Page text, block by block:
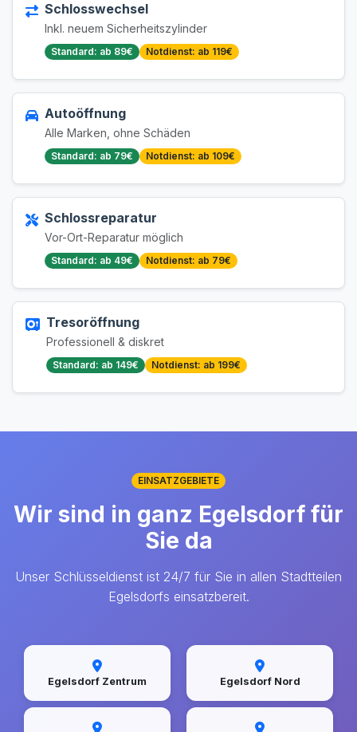
Schlosswechsel
Inkl. neuem Sicherheitszylinder
Standard: ab 89€ Notdienst: ab 119€
Autoöffnung
Alle Marken, ohne Schäden
Standard: ab 79€ Notdienst: ab 109€
Schlossreparatur
Vor-Ort-Reparatur möglich
Standard: ab 49€ Notdienst: ab 79€
Tresoröffnung
Professionell & diskret
Standard: ab 149€ Notdienst: ab 199€
EINSATZGEBIETE
Wir sind in ganz Egelsdorf für
Sie da
Unser Schlüsseldienst ist 24/7 für Sie in allen Stadtteilen
Egelsdorfs einsatzbereit.
Egelsdorf Zentrum Egelsdorf Nord